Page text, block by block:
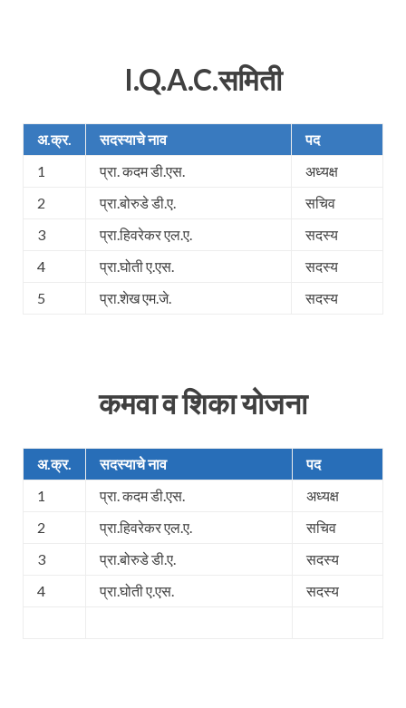
I.Q.A.C.समिती
अ.क्र. सदस्याचे नाव
पद
1
प्रा. कदम डी.एस.
अध्यक्ष
2
प्रा.बोरुडे डी.ए.
सचिव
3
प्रा.हिवरेकर एल.ए.
सदस्य
4
प्रा.घोती ए.एस.
सदस्य
5
प्रा.शेख एम.जे. सदस्य
कमवा व शिका योजना
अ.क्र. सदस्याचे नाव
पद
1
प्रा. कदम डी.एस.
अध्यक्ष
2
प्रा.हिवरेकर एल.ए.
सचिव
3
प्रा.बोरुडे डी.ए.
सदस्य
4
प्रा.घोती ए.एस. सदस्य